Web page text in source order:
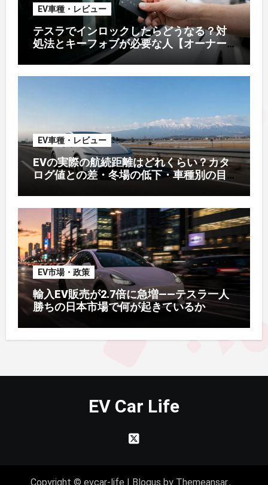
EV車種・レビュー
テスラでインロックしたらどうなる？対
処法とキーフォブが必要な人【オーナー
EV車種・レビュー
EVの実際の航続距離はどれくらい？カタ
ログ値との差・冬場の低下・車種別の目
EV市場・政策
輸入EV販売が2.7倍に急増——テスラ一人
勝ちの日本市場で何が起きているか
EV Car Life
Copyright © evcar-life | Blogus by Themeansar。